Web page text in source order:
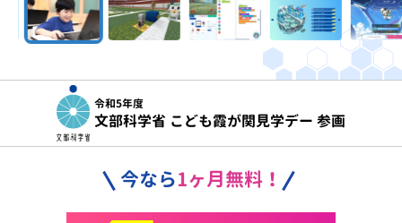
令和5年度
文部科学省 こども霞が関見学デー 参画
今なら1ヶ月無料！